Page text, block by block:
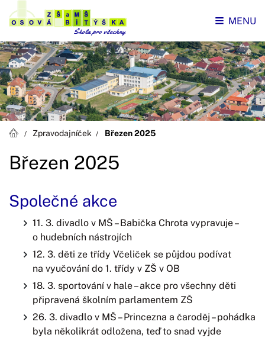
MENU
Zpravodajníček Březen 2025
Březen 2025
Společné akce
11. 3. divadlo v MŠ – Babička Chrota vypravuje –
o hudebních nástrojích
12. 3. děti ze třídy Včeliček se půjdou podívat
na vyučování do 1. třídy v ZŠ v OB
18. 3. sportování v hale – akce pro všechny děti
připravená školním parlamentem ZŠ
26. 3. divadlo v MŠ – Princezna a čaroděj – pohádka
byla několikrát odložena, teď to snad vyjde